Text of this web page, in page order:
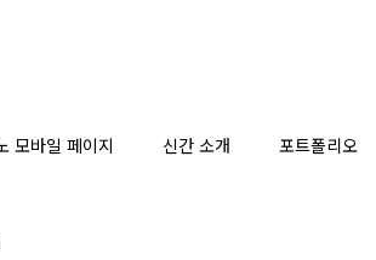
모바일 페이지 신간 소개 포트폴리오